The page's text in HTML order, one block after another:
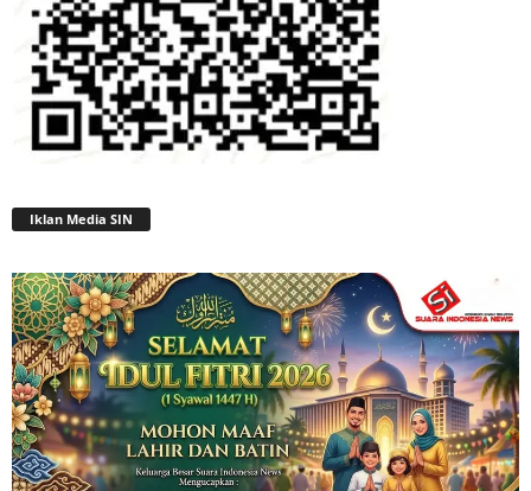
Iklan Media SIN